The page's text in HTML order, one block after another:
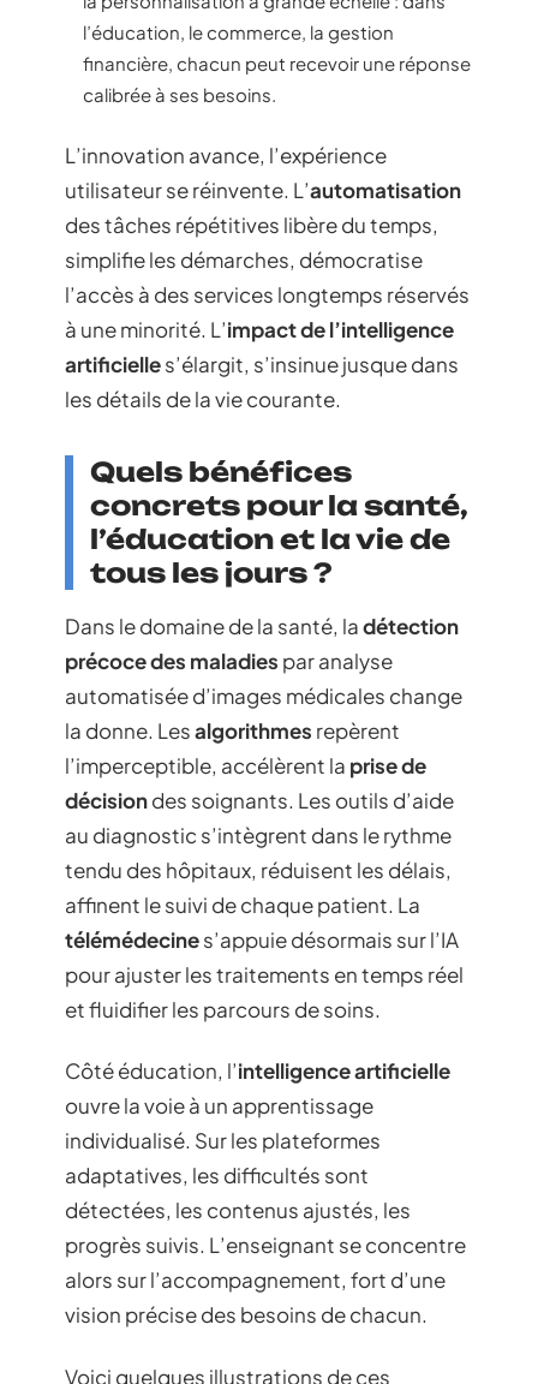
l’éducation, le commerce, la gestion
financière, chacun peut recevoir une réponse
calibrée à ses besoins.
L’innovation avance, l’expérience
utilisateur se réinvente. L’automatisation
des tâches répétitives libère du temps,
simplifie les démarches, démocratise
l’accès à des services longtemps réservés
à une minorité. L’impact de l’intelligence
artificielles’élargit, s’insinue jusque dans
les détails de la vie courante.
Quels bénéfices
concrets pour la santé,
l’éducation et la vie de
tous les jours ?
Dans le domaine de la santé, ladétection
précoce des maladies par analyse
automatisée d’images médicales change
la donne. Lesalgorithmes repèrent
l’imperceptible, accélèrent la prise de
décisiondes soignants. Les outils d’aide
au diagnostic s’intègrent dans le rythme
tendu des hôpitaux, réduisent les délais,
affinent le suivi de chaque patient. La
télémédecines’appuie désormais sur l’IA
pour ajuster les traitements en temps réel
et fluidifier les parcours de soins.
Côté éducation, l’intelligence artificielle
ouvre la voie à un apprentissage
individualisé. Sur les plateformes
adaptatives, les difficultés sont
détectées, les contenus ajustés, les
progrès suivis. L’enseignant se concentre
alors sur l’accompagnement, fort d’une
vision précise des besoins de chacun.
Voici quelques illustrations de ces